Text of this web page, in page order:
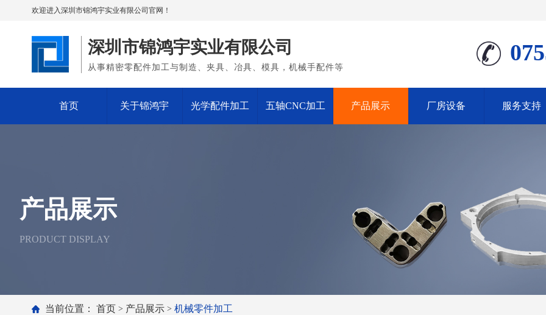
欢迎进入深圳市锦鸿宇实业有限公司官网！
深圳市锦鸿宇实业有限公司
从事精密零配件加工与制造、夹具、冶具、模具，机械手配件等
首页 关于锦鸿宇 光学配件加工 五轴CNC加工 产品展示 厂房设备 服务支持
产品展示
PRODUCT DISPLAY
当前位置： 首页 > 产品展示 > 机械零件加工